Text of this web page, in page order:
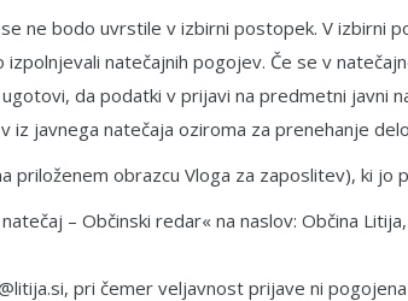
ne bodo uvrstile v izbirni postopek. V izbirni
natečajnih pogojev. Če se v
da podatki v prijavi na predmetni javni
javnega natečaja oziroma za prenehanje
priloženem obrazcu Vloga za zaposlitev), ki jo
– Občinski redar« na naslov: Občina
pri čemer veljavnost prijave ni